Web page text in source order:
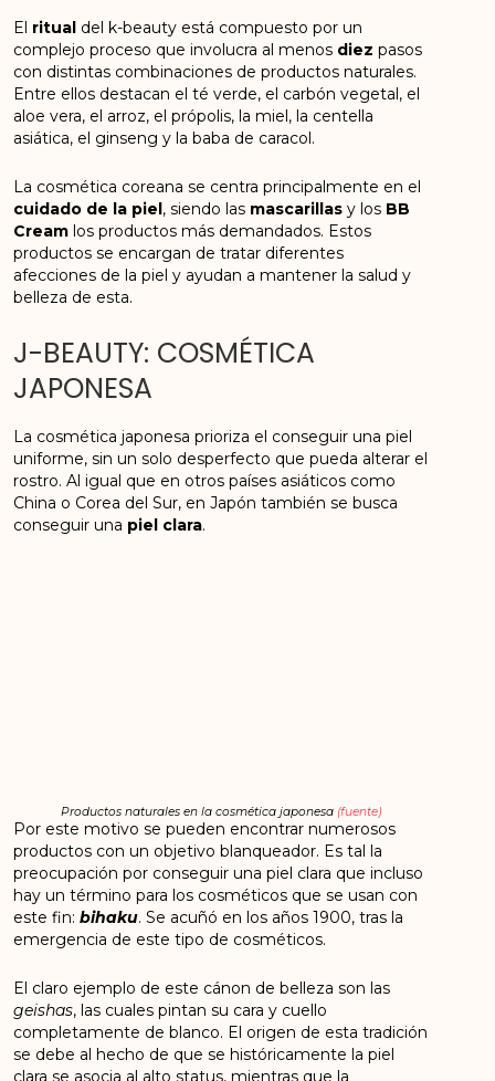
El ritual del k-beauty está compuesto por un
complejo proceso que involucra al menos diez pasos
con distintas combinaciones de productos naturales.
Entre ellos destacan el té verde, el carbón vegetal, el
aloe vera, el arroz, el própolis, la miel, la centella
asiática, el ginseng y la baba de caracol.
La cosmética coreana se centra principalmente en el
cuidado de la piel , siendo las mascarillas y los BB
Cream los productos más demandados. Estos
productos se encargan de tratar diferentes
afecciones de la piel y ayudan a mantener la salud y
belleza de esta.
J-BEAUTY: COSMÉTICA
JAPONESA
La cosmética japonesa prioriza el conseguir una piel
uniforme, sin un solo desperfecto que pueda alterar el
rostro. Al igual que en otros países asiáticos como
China o Corea del Sur, en Japón también se busca
conseguir una piel clara.
Productos naturales en la cosmética japonesa (fuente)
Por este motivo se pueden encontrar numerosos
productos con un objetivo blanqueador. Es tal la
preocupación por conseguir una piel clara que incluso
hay un término para los cosméticos que se usan con
este fin:bihaku. Se acuñó en los años 1900, tras la
emergencia de este tipo de cosméticos.
El claro ejemplo de este cánon de belleza son las
geishas, las cuales pintan su cara y cuello
completamente de blanco. El origen de esta tradición
se debe al hecho de que se históricamente la piel
clara se asocia al alto status, mientras que la